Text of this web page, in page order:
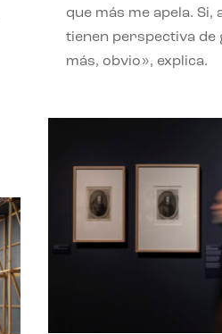
que más me apela. Si,
tienen perspectiva de
más, obvio», explica.